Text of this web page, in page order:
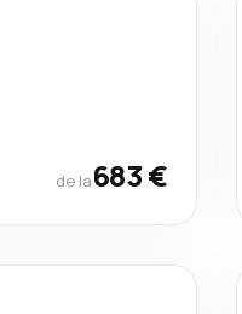
de la683 €